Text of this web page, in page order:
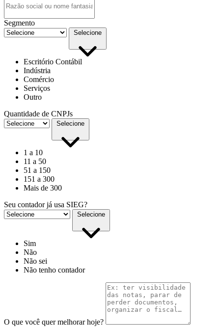
Segmento
Selecione
Escritório Contábil
Indústria
Comércio
Serviços
Outro
Quantidade de CNPJs
Selecione
1 a 10
11 a 50
51 a 150
151 a 300
Mais de 300
Seu contador já usa SIEG?
Selecione
Sim
Não
Não sei
Não tenho contador
O que você quer melhorar hoje?